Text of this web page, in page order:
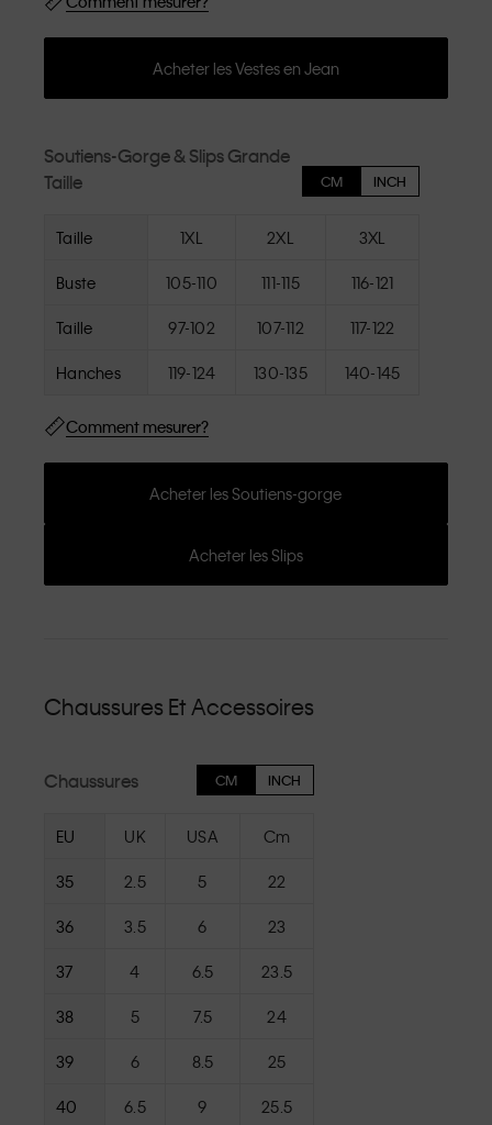
Acheter les Vestes en Jean
Soutiens-Gorge & Slips Grande
Taille
CM INCH
Taille 1XL 2XL 3XL
Buste 105-110 111-115 116-121
Taille 97-102 107-112 117-122
Hanches 119-124 130-135 140-145
Comment mesurer?
Acheter les Soutiens-gorge
Acheter les Slips
Chaussures Et Accessoires
Chaussures CM INCH
EU UK USA Cm
35 2.5 5 22
36 3.5 6 23
37 4 6.5 23.5
38 5 7.5 24
39 6 8.5 25
40 6.5 9 25.5